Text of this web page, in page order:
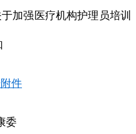
强医疗机构护理员培训
件
委